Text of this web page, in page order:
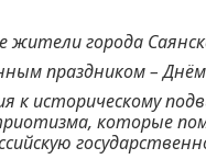
жители города
праздником –
историческому
которые